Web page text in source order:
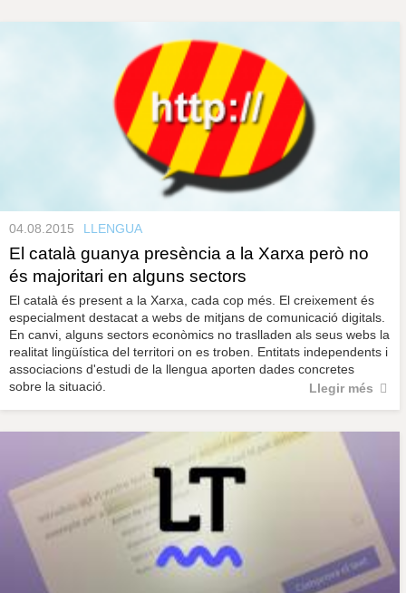
c
l
a
u
04.08.2015 LLENGUA
El català guanya presència a la Xarxa però no
és majoritari en alguns sectors
El català és present a la Xarxa, cada cop més. El creixement és
especialment destacat a webs de mitjans de comunicació digitals.
En canvi, alguns sectors econòmics no traslladen als seus webs la
realitat lingüística del territori on es troben. Entitats independents i
associacions d'estudi de la llengua aporten dades concretes
sobre la situació.
Llegir més
n
e
s